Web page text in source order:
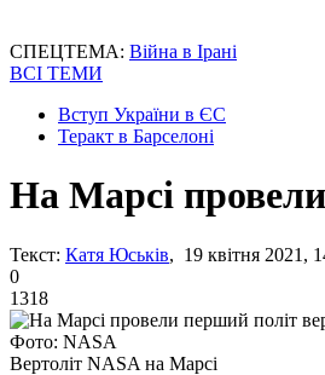
СПЕЦТЕМА: Війна в Ірані
ВСІ ТЕМИ
Вступ України в ЄС
Теракт в Барселоні
На Марсі
Текст: Катя Юськів, 19 квітня 2021,
0
1318
Фото: NASA
Вертоліт NASA на Марсі